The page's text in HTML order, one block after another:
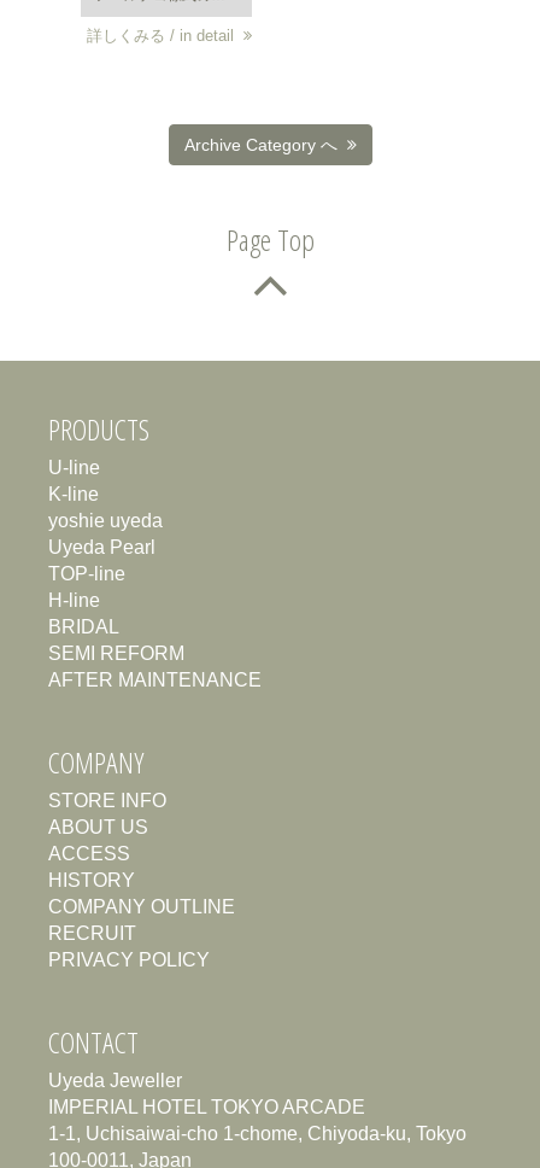
詳しくみる / in detail
Archive Category へ
Page Top
PRODUCTS
U-line
K-line
yoshie uyeda
Uyeda Pearl
TOP-line
H-line
BRIDAL
SEMI REFORM
AFTER MAINTENANCE
COMPANY
STORE INFO
ABOUT US
ACCESS
HISTORY
COMPANY OUTLINE
RECRUIT
PRIVACY POLICY
CONTACT
Uyeda Jeweller
IMPERIAL HOTEL TOKYO ARCADE
1-1, Uchisaiwai-cho 1-chome, Chiyoda-ku, Tokyo
100-0011, Japan